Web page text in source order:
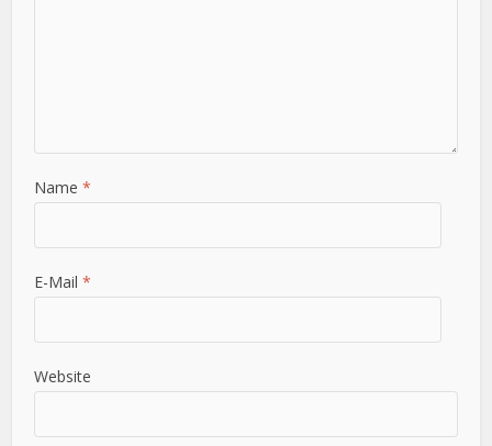
Name*
E-Mail*
Website